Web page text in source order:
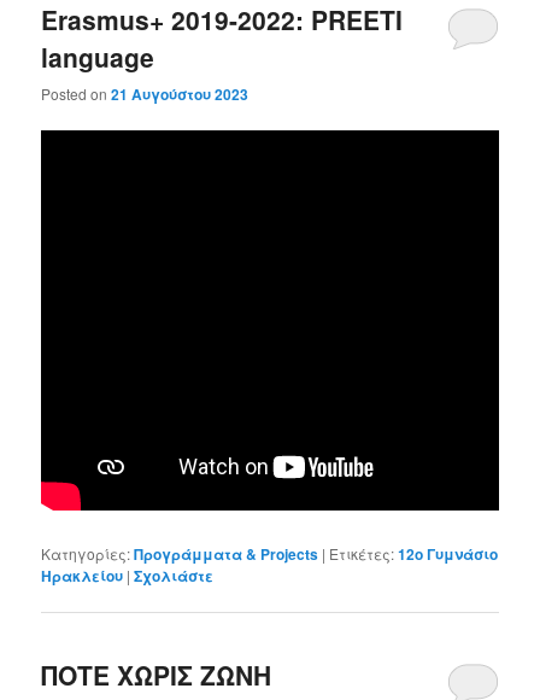
Erasmus+ 2019-2022: PREETI
language
Posted on21 Αυγούστου 2023
Κατηγορίες:Προγράμματα & Projects | Ετικέτες:12ο Γυμνάσιο
Ηρακλείου |Σχολιάστε
ΠΟΤΕ ΧΩΡΙΣ ΖΩΝΗ